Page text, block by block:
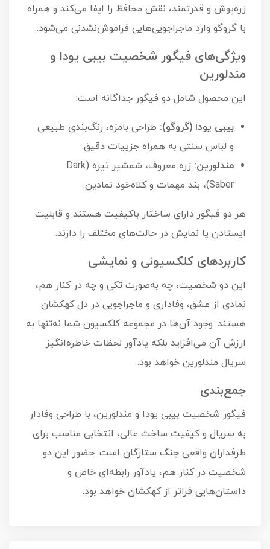
زره‌پوش و قدرتمند، نقش محافظ را ایفا می‌کند و همراه
با گروگو وارد ماجراجویی‌هایی فراموش‌نشدنی می‌شود.
ویژگی‌های فیگور شخصیت بیبی یودا و
مندلورین
این محصول شامل دو فیگور جداگانه است:
بیبی یودا (گروگو): طراحی بامزه، رنگ‌بندی طبیعی
و لباس سنتی به همراه جزییات دقیق.
مندلورین:
زره معروف، شمشیر تیره (Dark
Saber)، بند مهمات و کلاه‌خود نمادین.
هر دو فیگور دارای ساختار باکیفیت هستند و قابلیت
ایستادن یا نمایش در حالت‌های مختلف را دارند.
کاربردهای کلکسیونی و نمایشی
این دو شخصیت، چه به‌صورت تکی و چه در کنار هم،
نمادی از عشق، وفاداری و ماجراجویی در دل کهکشان
هستند. وجود آن‌ها در مجموعه کلکسیون شما نه‌تنها به
ارزش آن می‌افزاید بلکه یادآور لحظات خاطره‌انگیز
سریال مندلورین خواهد بود.
جمع‌بندی
فیگور شخصیت بیبی یودا و مندلورین، با طراحی وفادار
به سریال و کیفیت ساخت عالی، انتخابی مناسب برای
طرفداران واقعی جنگ ستارگان است. حضور این دو
شخصیت در کنار هم، یادآور رابطه‌ای خاص و
داستان‌هایی فراتر از کهکشان خواهد بود.